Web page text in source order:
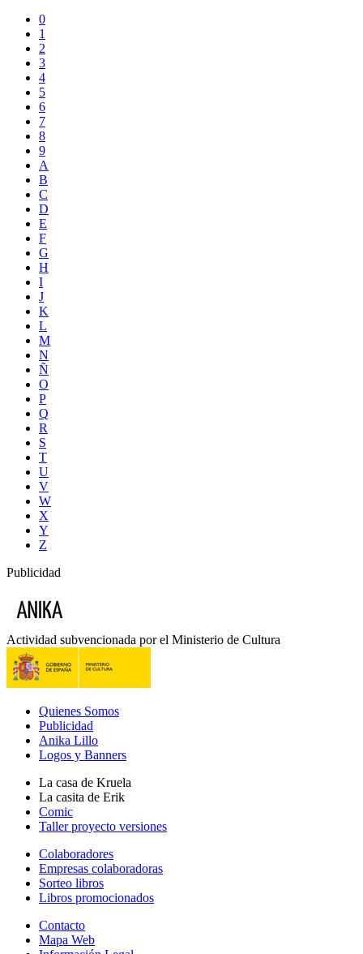
0
1
2
3
4
5
6
7
8
9
A
B
C
D
E
F
G
H
I
J
K
L
M
N
Ñ
O
P
Q
R
S
T
U
V
W
X
Y
Z
Publicidad
Actividad subvencionada por el Ministerio de Cultura
Quienes Somos
Publicidad
Anika Lillo
Logos y Banners
La casa de Kruela
La casita de Erik
Comic
Taller proyecto versiones
Colaboradores
Empresas colaboradoras
Sorteo libros
Libros promocionados
Contacto
Mapa Web